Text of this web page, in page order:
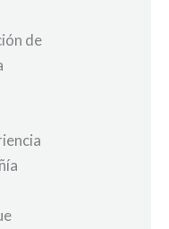
de